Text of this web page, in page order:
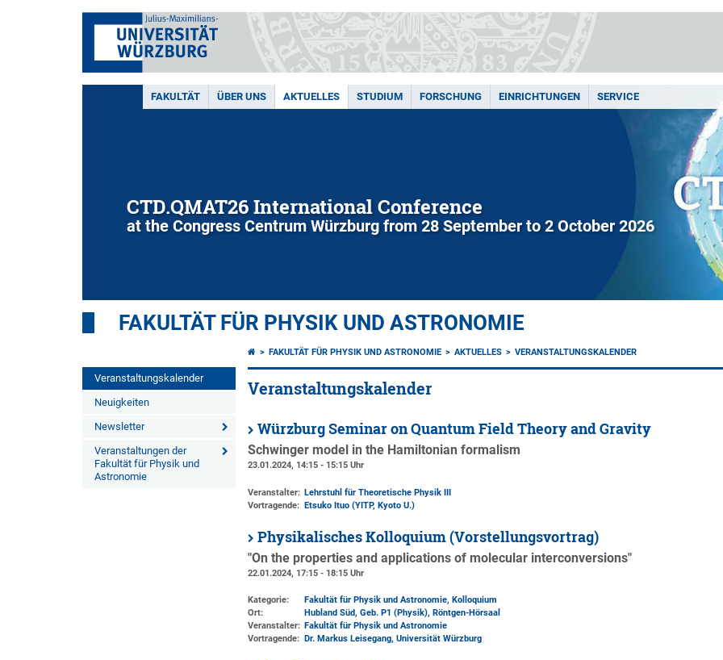
FAKULTÄT ÜBER UNS AKTUELLES STUDIUM FORSCHUNG EINRICHTUNGEN SERVICE
CTD.QMAT26 International Conference
at the Congress Centrum Würzburg from 28 September to 2 October 2026
FAKULTÄT FÜR PHYSIK UND ASTRONOMIE
Veranstaltungskalender
Neuigkeiten
Newsletter
Veranstaltungen der
Fakultät für Physik und
Astronomie
FAKULTÄT FÜR PHYSIK UND ASTRONOMIE AKTUELLES VERANSTALTUNGSKALENDER
Veranstaltungskalender
Würzburg Seminar on Quantum Field Theory and Gravity
Schwinger model in the Hamiltonian formalism
23.01.2024, 14:15 - 15:15 Uhr
Veranstalter: Lehrstuhl für Theoretische Physik III
Vortragende: Etsuko Ituo (YITP, Kyoto U.)
Physikalisches Kolloquium (Vorstellungsvortrag)
"On the properties and applications of molecular interconversions"
22.01.2024, 17:15 - 18:15 Uhr
Kategorie:
Fakultät für Physik und Astronomie, Kolloquium
Ort:
Hubland Süd, Geb. P1 (Physik), Röntgen-Hörsaal
Veranstalter: Fakultät für Physik und Astronomie
Vortragende: Dr. Markus Leisegang, Universität Würzburg